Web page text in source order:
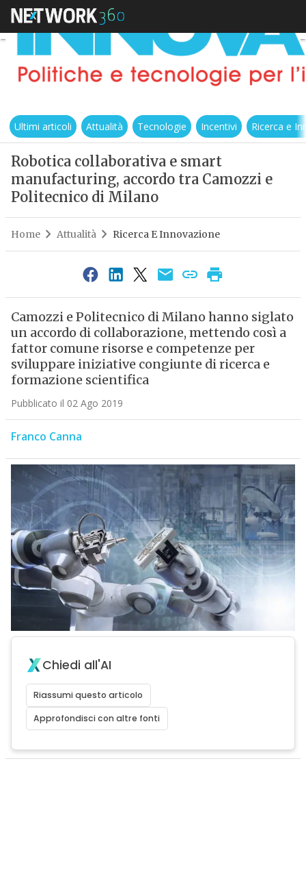
Ultimi articoli Attualità Tecnologie Incentivi Ricerca e
Robotica collaborativa e smart
manufacturing, accordo tra Camozzi e
Politecnico di Milano
Home Attualità Ricerca E Innovazione
Camozzi e Politecnico di Milano hanno siglato
un accordo di collaborazione, mettendo così a
fattor comune risorse e competenze per
sviluppare iniziative congiunte di ricerca e
formazione scientifica
Pubblicato il 02 Ago 2019
Franco Canna
Chiedi all'AI
Riassumi questo articolo
Approfondisci con altre fonti